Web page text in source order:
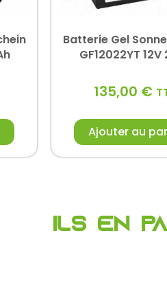
Batterie Gel
GF12022YT
135,00 €
Ajouter au
Ils en